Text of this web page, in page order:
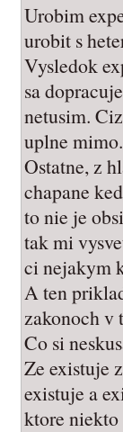
Urobim
urobit s
Vysledok
sa
netusim.
uplne mimo.
Ostatne, z
chapane
to nie je
tak mi
ci nejakym
A ten
zakonoch v
Co si
Ze existuje
existuje a
ktore